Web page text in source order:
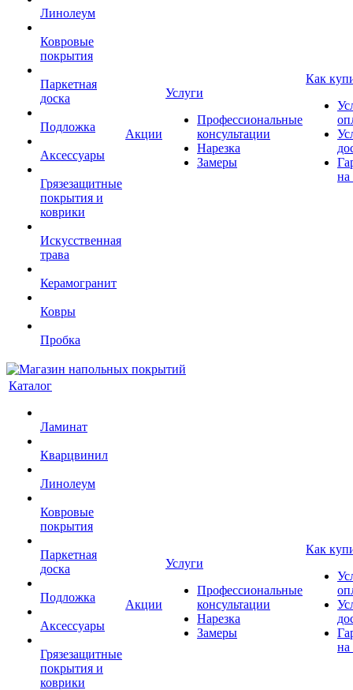
Линолеум
Ковровые
покрытия
Паркетная
доска
Подложка
Аксессуары
Грязезащитные
покрытия и
коврики
Искусственная
трава
Керамогранит
Ковры
Пробка
Акции
Услуги
Профессиональные
консультации
Нарезка
Замеры
Как
на
Каталог
Ламинат
Кварцвинил
Линолеум
Ковровые
покрытия
Паркетная
доска
Подложка
Аксессуары
Грязезащитные
покрытия и
коврики
Акции
Услуги
Профессиональные
консультации
Нарезка
Замеры
Как
на